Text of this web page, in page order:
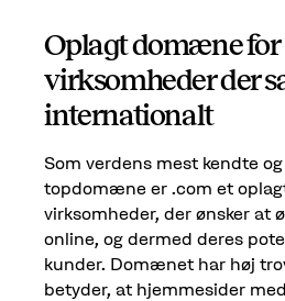
Oplagt domæne for
virksomheder der
internationalt
Som verdens mest kendte
topdomæne er .com et
virksomheder, der ønsker at
online, og dermed deres
kunder. Domænet har høj
betyder, at hjemmesider